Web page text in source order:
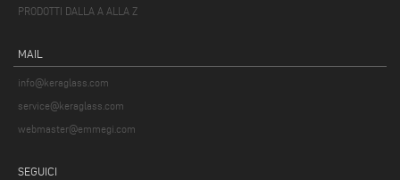
PRODOTTI DALLA A ALLA Z
MAIL
info@keraglass.com
service@keraglass.com
webmaster@emmegi.com
SEGUICI